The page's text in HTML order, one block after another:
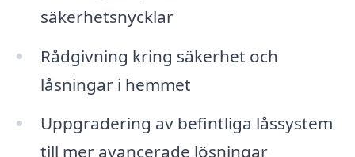
säkerhetsnycklar
Rådgivning kring säkerhet och
låsningar i hemmet
Uppgradering av befintliga låssystem
till mer avancerade lösningar